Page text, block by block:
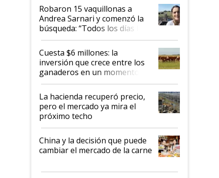
Robaron 15 vaquillonas a
Andrea Sarnari y comenzó la
búsqueda: “Todos los días le
toca a algún productor”
Cuesta $6 millones: la
inversión que crece entre los
ganaderos en un momento
histórico para la actividad
La hacienda recuperó precio,
pero el mercado ya mira el
próximo techo
China y la decisión que puede
cambiar el mercado de la carne